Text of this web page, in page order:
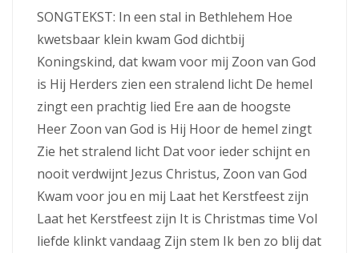
SONGTEKST: In een stal in Bethlehem Hoe
kwetsbaar klein kwam God dichtbij
Koningskind, dat kwam voor mij Zoon van God
is Hij Herders zien een stralend licht De hemel
zingt een prachtig lied Ere aan de hoogste
Heer Zoon van God is Hij Hoor de hemel zingt
Zie het stralend licht Dat voor ieder schijnt en
nooit verdwijnt Jezus Christus, Zoon van God
Kwam voor jou en mij Laat het Kerstfeest zijn
Laat het Kerstfeest zijn It is Christmas time Vol
liefde klinkt vandaag Zijn stem Ik ben zo blij dat